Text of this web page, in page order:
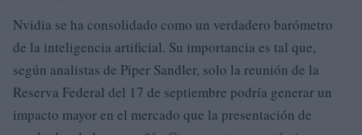
Nvidia se ha consolidado como un verdadero barómetro
de la inteligencia artificial. Su importancia es tal que,
según analistas de Piper Sandler, solo la reunión de la
Reserva Federal del 17 de septiembre podría generar un
impacto mayor en el mercado que la presentación de